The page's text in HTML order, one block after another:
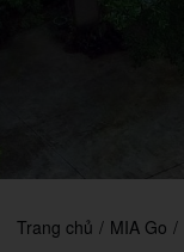
Trang chủ / MIA Go /